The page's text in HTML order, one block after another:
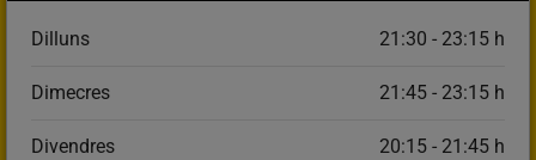
Dilluns 21:30 - 23:15 h
Dimecres 21:45 - 23:15 h
Divendres 20:15 - 21:45 h